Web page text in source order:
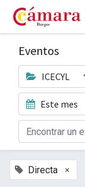
Eventos
ICECYL
Este mes
Directa ×